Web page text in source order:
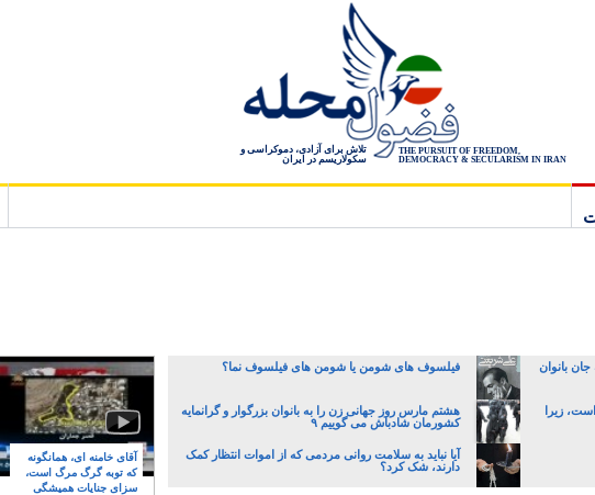
THE PURSUIT OF FREEDOM,
DEMOCRACY & SECULARISM IN IRAN
تلاش برای آزادی، دموکراسی و
سکولاریسم در ایران
بانوان فیلسوف های شومن یا شومن های فیلسوف نما؟
زیرا
هشتم مارس روز جهانی زن را به بانوان بزرگوار و گرانمایه
کشورمان شادباش می گوییم ۹
آیا نباید به سلامت روانی مردمی که از اموات انتظار کمک
دارند، شک کرد؟
آقای خامنه ای، همانگونه
که توبه گرگ مرگ است،
سزای جنایات همیشگی